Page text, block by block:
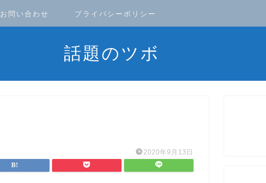
お問い合わせ プライバシーポリシー
話題のツボ
2020年9月13日